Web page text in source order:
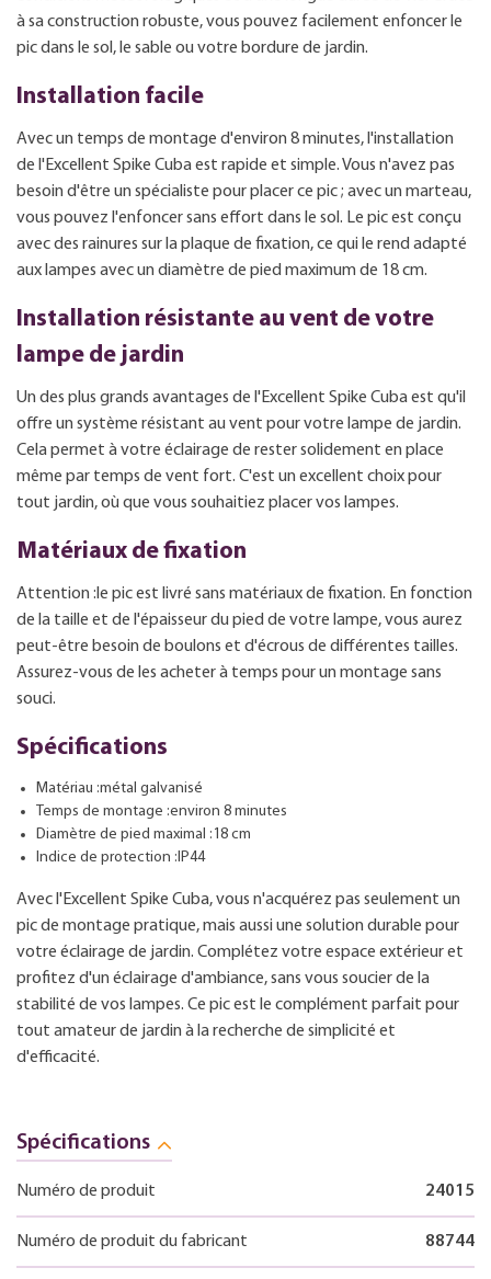
à sa construction robuste, vous pouvez facilement enfoncer le
pic dans le sol, le sable ou votre bordure de jardin.
Installation facile
Avec un temps de montage d'environ 8 minutes, l'installation
de l'Excellent Spike Cuba est rapide et simple. Vous n'avez pas
besoin d'être un spécialiste pour placer ce pic ; avec un marteau,
vous pouvez l'enfoncer sans effort dans le sol. Le pic est conçu
avec des rainures sur la plaque de fixation, ce qui le rend adapté
aux lampes avec un diamètre de pied maximum de 18 cm.
Installation résistante au vent de votre
lampe de jardin
Un des plus grands avantages de l'Excellent Spike Cuba est qu'il
offre un système résistant au vent pour votre lampe de jardin.
Cela permet à votre éclairage de rester solidement en place
même par temps de vent fort. C'est un excellent choix pour
tout jardin, où que vous souhaitiez placer vos lampes.
Matériaux de fixation
Attention :le pic est livré sans matériaux de fixation. En fonction
de la taille et de l'épaisseur du pied de votre lampe, vous aurez
peut-être besoin de boulons et d'écrous de différentes tailles.
Assurez-vous de les acheter à temps pour un montage sans
souci.
Spécifications
Matériau :métal galvanisé
Temps de montage :environ 8 minutes
Diamètre de pied maximal :18 cm
Indice de protection :IP44
Avec l'Excellent Spike Cuba, vous n'acquérez pas seulement un
pic de montage pratique, mais aussi une solution durable pour
votre éclairage de jardin. Complétez votre espace extérieur et
profitez d'un éclairage d'ambiance, sans vous soucier de la
stabilité de vos lampes. Ce pic est le complément parfait pour
tout amateur de jardin à la recherche de simplicité et
d'efficacité.
Spécifications
Numéro de produit 24015
Numéro de produit du fabricant 88744